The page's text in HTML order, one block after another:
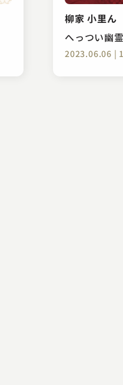
柳家 小里ん
へっつい幽霊
2023.06.06 |